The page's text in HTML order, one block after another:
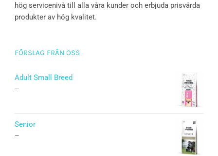
hög servicenivå till alla våra kunder och erbjuda prisvärda
produkter av hög kvalitet.
FÖRSLAG FRÅN OSS
Adult Small Breed
–
Senior
–